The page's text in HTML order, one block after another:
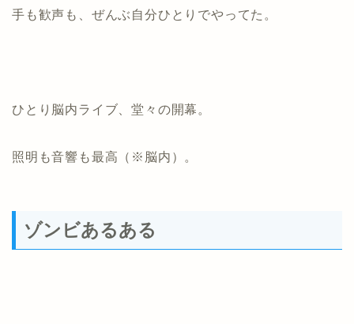
手も歓声も、ぜんぶ自分ひとりでやってた。
ひとり脳内ライブ、堂々の開幕。
照明も音響も最高（※脳内）。
ゾンビあるある